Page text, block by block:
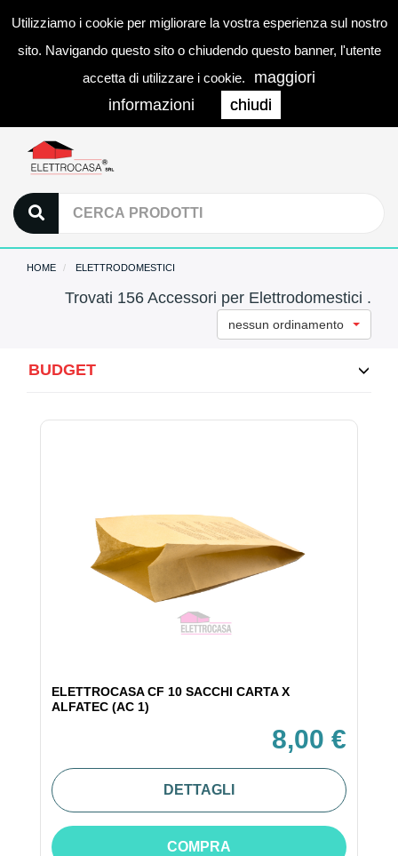
Utilizziamo i cookie per migliorare la vostra esperienza sul nostro
sito. Navigando questo sito o chiudendo questo banner, l'utente
accetta di utilizzare i cookie.
maggiori
informazioni
chiudi
0
HOME ELETTRODOMESTICI
Trovati 156 Accessori per Elettrodomestici .
nessun ordinamento
BUDGET
ELETTROCASA CF 10 SACCHI CARTA X
ALFATEC (AC 1)
8,00 €
DETTAGLI
COMPRA